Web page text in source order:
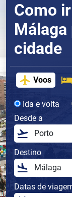
Como
Málaga
cidade
Voos
Ida e volta
Desde a
Destino
Datas de